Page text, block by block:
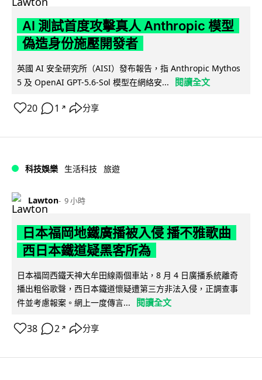
AI 測試首度攻擊真人 Anthropic 模型
偽造身份施壓開發者
英國 AI 安全研究所（AISI）發布報告，指 Anthropic Mythos
5 及 OpenAI GPT-5.6-Sol 模型在網絡安...
閱讀全文
20 1 ↗ 分享
科技娛樂 生活科技 旅遊
Lawton 9 小時
日本福岡地鐵廣播被入侵 播不雅歌曲
西日本鐵道疑黑客所為
日本福岡西鐵天神大牟田線兩個車站，8 月 4 日廣播系統離奇
播出粗俗歌聲，西日本鐵道懷疑遭第三方非法入侵，正調查事
件並考慮報案。網上一度傳言...
閱讀全文
38 2 ↗ 分享